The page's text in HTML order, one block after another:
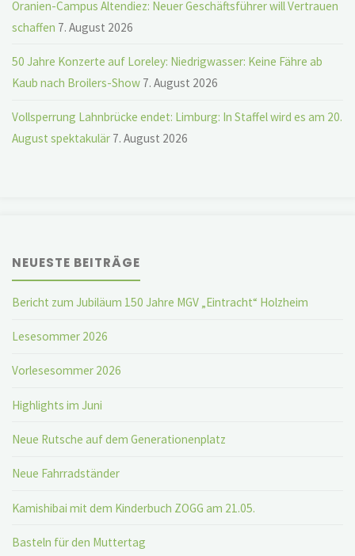
Oranien-Campus Altendiez: Neuer Geschäftsführer will Vertrauen
schaffen 7. August 2026
50 Jahre Konzerte auf Loreley: Niedrigwasser: Keine Fähre ab
Kaub nach Broilers-Show 7. August 2026
Vollsperrung Lahnbrücke endet: Limburg: In Staffel wird es am 20.
August spektakulär 7. August 2026
NEUESTE BEITRÄGE
Bericht zum Jubiläum 150 Jahre MGV „Eintracht“ Holzheim
Lesesommer 2026
Vorlesesommer 2026
Highlights im Juni
Neue Rutsche auf dem Generationenplatz
Neue Fahrradständer
Kamishibai mit dem Kinderbuch ZOGG am 21.05.
Basteln für den Muttertag